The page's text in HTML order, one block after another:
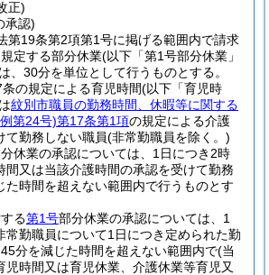
正)
承認)
第19条第2項第1号に掲げる範囲内で請求
定する部分休業(以下「第1号部分休業」
、30分を単位として行うものとする。
の規定による育児時間(以下「育児時
紋別市職員の勤務時間、休暇等に関する
第24号)第17条第1項の規定による介護
て勤務しない職員(非常勤職員を除く。)
休業の承認については、1日につき2時
間又は当該介護時間の承認を受けて勤務
た時間を超えない範囲内で行うものとす
る第1号部分休業の承認については、1
常勤職員について1日につき定められた勤
分を減じた時間を超えない範囲内で(当
児時間又は育児休業、介護休業等育児又